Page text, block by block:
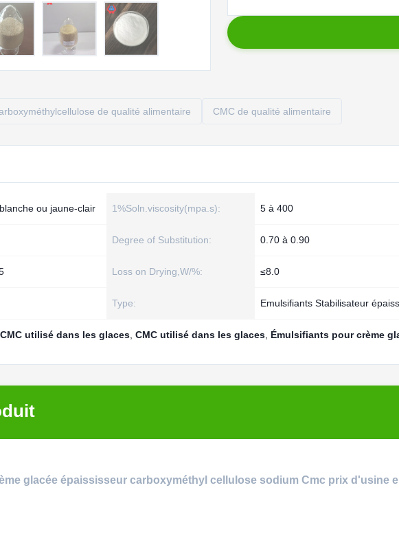
de qualité alimentaire CMC de qualité alimentaire
ou jaune-clair 1%Soln.viscosity(mpa.s): 5 à 400
Degree of Substitution: 0.70 à 0.90
Loss on Drying,W/%: ≤8.0
Type: Emulsifiants Stabilisateur
utilisé dans les glaces CMC utilisé dans les glaces Émulsifiants pour crème
glacée épaississeur carboxyméthyl cellulose sodium Cmc prix d'usine